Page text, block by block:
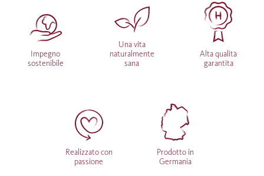
Impegno
sostenibile
Una vita
naturalmente
sana
Alta qualità
garantita
Realizzato con
passione
Prodotto in
Germania